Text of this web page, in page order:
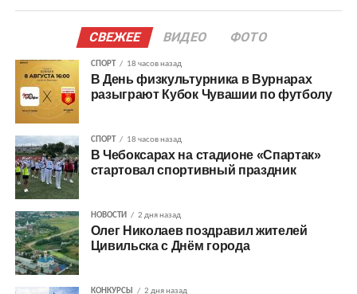
СВЕЖЕЕ ВИДЕО ФОТО
СПОРТ 18 часов назад
В День физкультурника в Вурнарах
разыграют Кубок Чувашии по футболу
СПОРТ 18 часов назад
В Чебоксарах на стадионе «Спартак»
стартовал спортивный праздник
НОВОСТИ 2 дня назад
Олег Николаев поздравил жителей
Цивильска с Днём города
КОНКУРСЫ 2 дня назад